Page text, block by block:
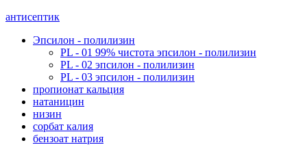
антисептик
Эпсилон - полилизин
PL - 01 99% чистота эпсилон - полилизин
PL - 02 эпсилон - полилизин
PL - 03 эпсилон - полилизин
пропионат кальция
натаницин
низин
сорбат калия
бензоат натрия